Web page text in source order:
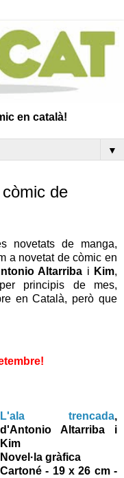
en català!
▼
de
novetats de manga,
a novetat de còmic en
Altarriba i Kim,
principis de mes,
en Català, però que
L'ala trencada,
d'Antonio Altarriba i
Kim
Novel·la gràfica
Cartoné - 19 x 26 cm -